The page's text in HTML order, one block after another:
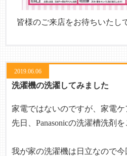
皆様のご来店をお待ちいたし
2019.06.06
洗濯機の洗濯してみました
家電ではないのですが、家電ケ
先日、Panasonicの洗濯槽洗剤
我が家の洗濯機は日立なので